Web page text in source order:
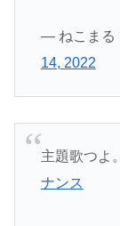
— ねこまる
14, 2022
主題歌つよ
ナンス